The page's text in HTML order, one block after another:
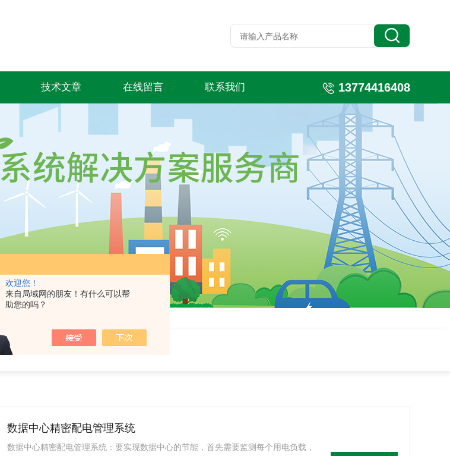
欢迎您！
来自局域网的朋友！有什么可以帮
助您的吗？
技术文章 在线留言 联系我们 13774416408
数据中心精密配电管理系统
数据中心精密配电管理系统：要实现数据中心的节能，首先需要监测每个用电负载，